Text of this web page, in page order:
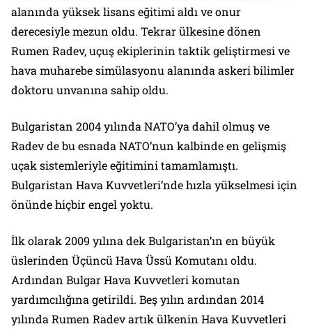
alanında yüksek lisans eğitimi aldı ve onur
derecesiyle mezun oldu. Tekrar ülkesine dönen
Rumen Radev, uçuş ekiplerinin taktik geliştirmesi ve
hava muharebe simülasyonu alanında askeri bilimler
doktoru unvanına sahip oldu.
Bulgaristan 2004 yılında NATO’ya dahil olmuş ve
Radev de bu esnada NATO’nun kalbinde en gelişmiş
uçak sistemleriyle eğitimini tamamlamıştı.
Bulgaristan Hava Kuvvetleri’nde hızla yükselmesi için
önünde hiçbir engel yoktu.
İlk olarak 2009 yılına dek Bulgaristan’ın en büyük
üslerinden Üçüncü Hava Üssü Komutanı oldu.
Ardından Bulgar Hava Kuvvetleri komutan
yardımcılığına getirildi. Beş yılın ardından 2014
yılında Rumen Radev artık ülkenin Hava Kuvvetleri